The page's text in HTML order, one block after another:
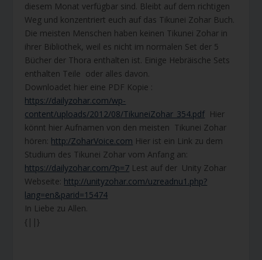
diesem Monat verfügbar sind. Bleibt auf dem richtigen
Weg und konzentriert euch auf das Tikunei Zohar Buch.
Die meisten Menschen haben keinen Tikunei Zohar in
ihrer Bibliothek, weil es nicht im normalen Set der 5
Bücher der Thora enthalten ist. Einige Hebräische Sets
enthalten Teile oder alles davon.
Downloadet hier eine PDF Kopie :
https://dailyzohar.com/wp-
content/uploads/2012/08/TikuneiZohar_354.pdf Hier
könnt hier Aufnamen von den meisten Tikunei Zohar
hören: http:/ZoharVoice.com Hier ist ein Link zu dem
Studium des Tikunei Zohar vom Anfang an:
https://dailyzohar.com/?p=7 Lest auf der Unity Zohar
Webseite: http://unityzohar.com/uzreadnu1.php?
lang=en&parid=15474
In Liebe zu Allen.
{||}